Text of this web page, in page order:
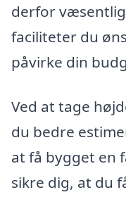
derfor
faciliteter du
påvirke din
Ved at tage
du bedre
at få bygget en
sikre dig, at du